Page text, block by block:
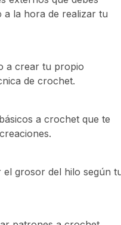
a la hora de realizar tu
a crear tu propio
de crochet.
a crochet que te
grosor del hilo según